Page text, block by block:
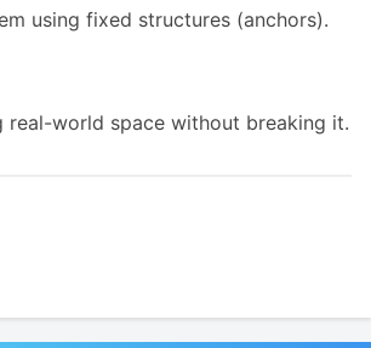
using fixed structures (anchors).
real-world space without breaking it.